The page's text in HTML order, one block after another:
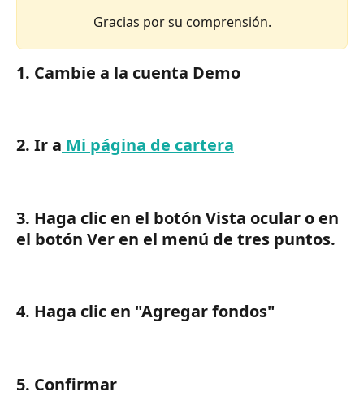
Gracias por su comprensión.
1. Cambie a la cuenta Demo
2. Ir a Mi página de cartera
3. Haga clic en el botón Vista ocular o en
el botón Ver en el menú de tres puntos.
4. Haga clic en "Agregar fondos"
5. Confirmar